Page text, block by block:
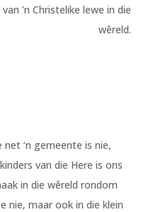
'n Christelike lewe in die
wêreld.
‘n gemeente is nie,
van die Here is ons
in die wêreld rondom
nie, maar ook in die klein